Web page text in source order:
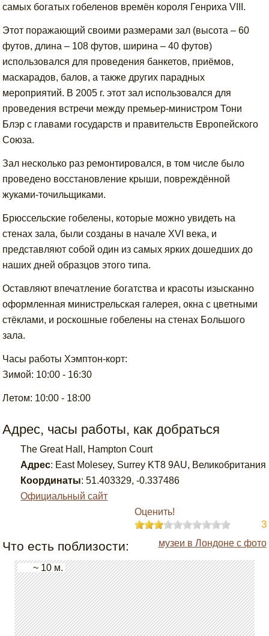
самых богатых гобеленов времён короля Генриха VIII.
Этот поражающий своими размерами зал (высота – 60
футов, длина – 108 футов, ширина – 40 футов)
использовался для проведения банкетов, приёмов,
маскарадов, балов, а также других парадных
мероприятий. В 2005 г. этот зал использовался для
проведения встречи между премьер-министром Тони
Блэр с главами государств и правительств Европейского
Союза.
Зал несколько раз ремонтировался, в том числе было
проведено восстановление крыши, повреждённой
жуками-точильщиками.
Брюссельские гобелены, которые можно увидеть на
стенах зала, были созданы в начале XVI века, и
представляют собой один из самых ярких дошедших до
наших дней образцов этого типа.
Оставляют впечатление богатства и красоты изысканно
оформленная министрельская галерея, окна с цветными
стёклами, и роскошные гобелены на стенах Большого
зала.
Часы работы Хэмптон-корт:
Зимой: 10:00 - 16:30
Летом: 10:00 - 18:00
Адрес, часы работы, как добраться
The Great Hall, Hampton Court
Адрес: East Molesey, Surrey KT8 9AU, Великобритания
Координаты: 51.403329,-0.337486
Официальный сайт
Оценить!
3
Что есть поблизости: музеи в Лондоне с фото
~ 10 м.